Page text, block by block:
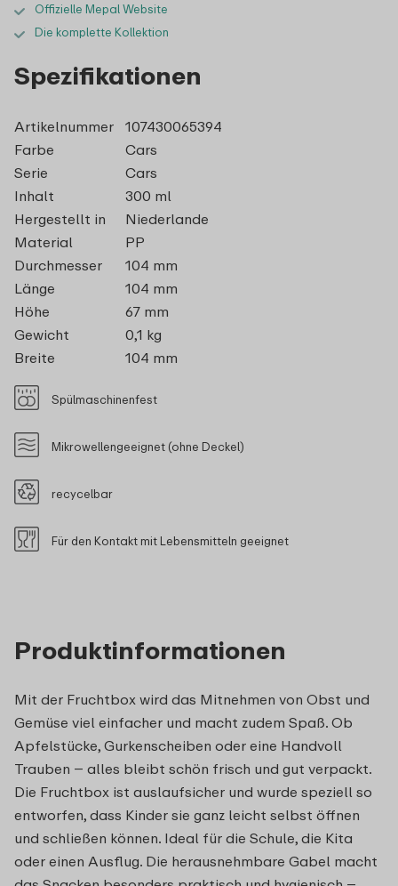
Offizielle Mepal Website
Die komplette Kollektion
Produktinformationen
Mit der Fruchtbox wird das Mitnehmen von Obst und
Gemüse viel einfacher und macht zudem Spaß. Ob
Apfelstücke, Gurkenscheiben oder eine Handvoll
Trauben – alles bleibt schön frisch und gut verpackt.
Die Fruchtbox ist auslaufsicher und wurde speziell so
entworfen, dass Kinder sie ganz leicht selbst öffnen
und schließen können. Ideal für die Schule, die Kita
oder einen Ausflug. Die herausnehmbare Gabel macht
Spezifikationen
Artikelnummer
107430065394
Farbe
Cars
Serie
Cars
Inhalt
300 ml
Hergestellt in
Niederlande
Material
PP
Durchmesser
104 mm
Länge
104 mm
Höhe
67 mm
Gewicht
0,1 kg
Breite
104 mm
Spülmaschinenfest
Mikrowellengeeignet (ohne Deckel)
recycelbar
Für den Kontakt mit Lebensmitteln geeignet